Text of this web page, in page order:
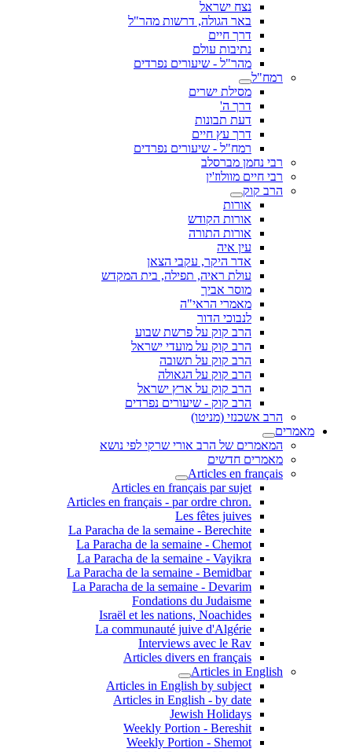
נצח ישראל
באר הגולה, דרשות מהר"ל
דרך חיים
נתיבות עולם
מהר"ל - שיעורים נפרדים
רמח"ל
מסילת ישרים
דרך ה'
דעת תבונות
דרך עץ חיים
רמח"ל - שיעורים נפרדים
רבי נחמן מברסלב
רבי חיים מוולוז'ין
הרב קוק
אורות
אורות הקודש
אורות התורה
עין איה
אדר היקר, עקבי הצאן
עולת ראיה, תפילה, בית המקדש
מוסר אביך
מאמרי הראי"ה
לנבוכי הדור
הרב קוק על פרשת שבוע
הרב קוק על מועדי ישראל
הרב קוק על תשובה
הרב קוק על הגאולה
הרב קוק על ארץ ישראל
הרב קוק - שיעורים נפרדים
הרב אשכנזי (מניטו)
מאמרים
המאמרים של הרב אורי שרקי לפי נושא
מאמרים חדשים
Articles en français
Articles en français par sujet
.Articles en français - par ordre chron
Les fêtes juives
La Paracha de la semaine - Berechite
La Paracha de la semaine - Chemot
La Paracha de la semaine - Vayikra
La Paracha de la semaine - Bemidbar
La Paracha de la semaine - Devarim
Fondations du Judaisme
Israël et les nations, Noachides
La communauté juive d'Algérie
Interviews avec le Rav
Articles divers en français
Articles in English
Articles in English by subject
Articles in English - by date
Jewish Holidays
Weekly Portion - Bereshit
Weekly Portion - Shemot